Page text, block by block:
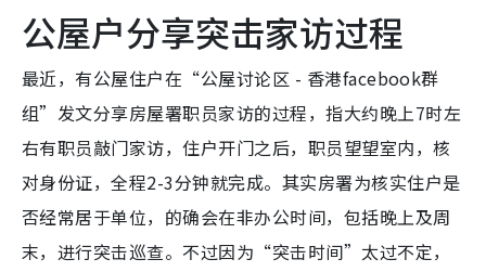
公屋户分享突击家访过程
最近，有公屋住户在“公屋讨论区 - 香港facebook群
组”发文分享房屋署职员家访的过程，指大约晚上7时左
右有职员敲门家访，住户开门之后，职员望望室内，核
对身份证，全程2-3分钟就完成。其实房署为核实住户是
否经常居于单位，的确会在非办公时间，包括晚上及周
末，进行突击巡查。不过因为“突击时间”太过不定，